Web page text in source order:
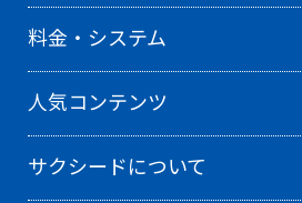
サクシードについて
料金・システム
人気コンテンツ